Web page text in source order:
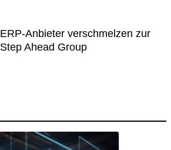
ERP-Anbieter verschmelzen zur
Step Ahead Group